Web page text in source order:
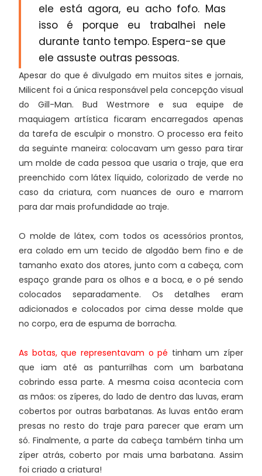
ele está agora, eu acho fofo. Mas
isso é porque eu trabalhei nele
durante tanto tempo. Espera-se que
ele assuste outras pessoas.
Apesar do que é divulgado em muitos sites e jornais,
Milicent foi a única responsável pela concepção visual
do Gill-Man. Bud Westmore e sua equipe de
maquiagem artística ficaram encarregados apenas
da tarefa de esculpir o monstro. O processo era feito
da seguinte maneira: colocavam um gesso para tirar
um molde de cada pessoa que usaria o traje, que era
preenchido com látex líquido, colorizado de verde no
caso da criatura, com nuances de ouro e marrom
para dar mais profundidade ao traje.
O molde de látex, com todos os acessórios prontos,
era colado em um tecido de algodão bem fino e de
tamanho exato dos atores, junto com a cabeça, com
espaço grande para os olhos e a boca, e o pé sendo
colocados separadamente. Os detalhes eram
adicionados e colocados por cima desse molde que
no corpo, era de espuma de borracha.
As botas, que representavam o pé tinham um zíper
que iam até as panturrilhas com um barbatana
cobrindo essa parte. A mesma coisa acontecia com
as mãos: os zíperes, do lado de dentro das luvas, eram
cobertos por outras barbatanas. As luvas então eram
presas no resto do traje para parecer que eram um
só. Finalmente, a parte da cabeça também tinha um
zíper atrás, coberto por mais uma barbatana. Assim
foi criado a criatura!